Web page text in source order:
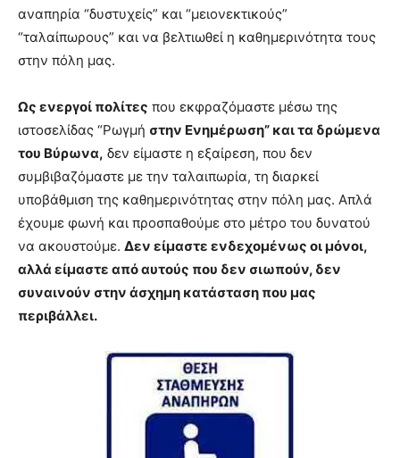
αναπηρία “δυστυχείς” και “μειονεκτικούς”
“ταλαίπωρους” και να βελτιωθεί η καθημερινότητα τους
στην πόλη μας.
Ως ενεργοί πολίτες που εκφραζόμαστε μέσω της
ιστοσελίδας “Ρωγμή στην Eνημέρωση” και τα δρώμενα
του Βύρωνα, δεν είμαστε η εξαίρεση, που δεν
συμβιβαζόμαστε με την ταλαιπωρία, τη διαρκεί
υποβάθμιση της καθημερινότητας στην πόλη μας. Απλά
έχουμε φωνή και προσπαθούμε στο μέτρο του δυνατού
να ακουστούμε. Δεν είμαστε ενδεχομένως οι μόνοι,
αλλά είμαστε από αυτούς που δεν σιωπούν, δεν
συναινούν στην άσχημη κατάσταση που μας
περιβάλλει.